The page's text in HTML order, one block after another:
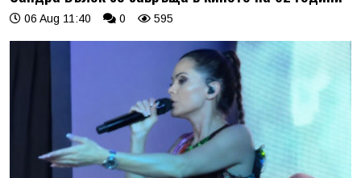
06 Aug 11:40 0 595